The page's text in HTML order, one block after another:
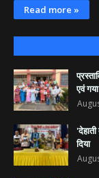
Read more »
एवं
दिया